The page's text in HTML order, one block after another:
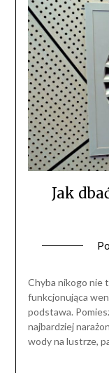
Jak
Chyba nikogo nie
funkcjonująca
podstawa.
najbardziej
wody na lustrze,